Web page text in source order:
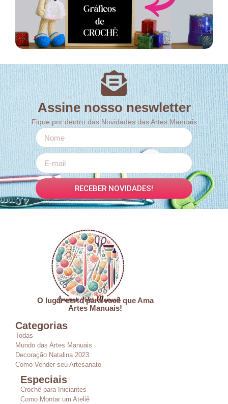
Assine nosso neswletter
Fique por dentro das Novidades das Artes Manuais
RECEBER NOVIDADES!
O lugar certo para você que Ama
Artes Manuais!
Categorias
Todas
Mundo das Artes Manuais
Decoração Natalina 2023
Como Vender seu Artesanato
Especiais
Crochê para Iniciantes
Como Montar um Ateliê